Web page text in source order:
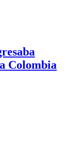
Colombia